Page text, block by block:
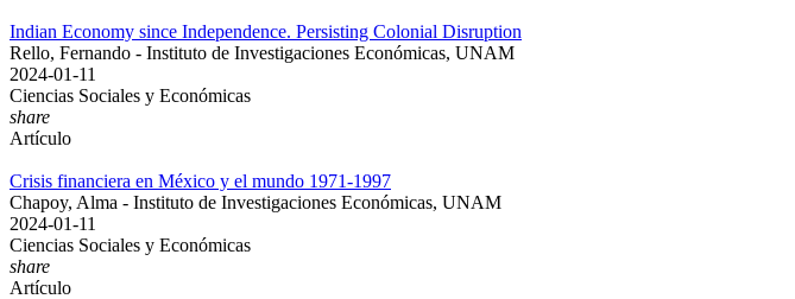
Indian Economy since Independence. Persisting Colonial Disruption
Rello, Fernando - Instituto de Investigaciones Económicas, UNAM
2024-01-11
Ciencias Sociales y Económicas
share
Artículo
Crisis financiera en México y el mundo 1971-1997
Chapoy, Alma - Instituto de Investigaciones Económicas, UNAM
2024-01-11
Ciencias Sociales y Económicas
share
Artículo